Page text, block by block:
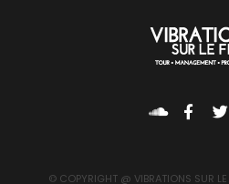
© COPYRIGHT @ VIBRATIONS SUR LE